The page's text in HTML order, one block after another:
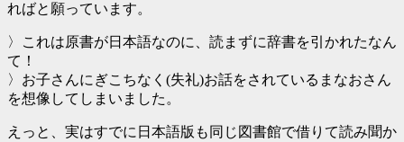
ればと願っています。
〉これは原書が日本語なのに、読まずに辞書を引かれたなん
て！
〉お子さんにぎこちなく(失礼)お話をされているまなおさん
を想像してしまいました。
えっと、実はすでに日本語版も同じ図書館で借りて読み聞か